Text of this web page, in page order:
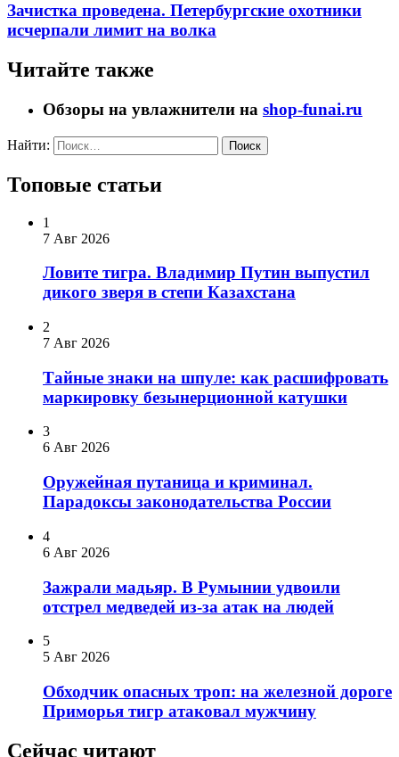
Зачистка проведена. Петербургские охотники
исчерпали лимит на волка
Читайте также
Обзоры на увлажнители на shop-funai.ru
Найти:
Топовые статьи
1
7 Авг 2026
Ловите тигра. Владимир Путин выпустил
дикого зверя в степи Казахстана
2
7 Авг 2026
Тайные знаки на шпуле: как расшифровать
маркировку безынерционной катушки
3
6 Авг 2026
Оружейная путаница и криминал.
Парадоксы законодательства России
4
6 Авг 2026
Зажрали мадьяр. В Румынии удвоили
отстрел медведей из-за атак на людей
5
5 Авг 2026
Обходчик опасных троп: на железной дороге
Приморья тигр атаковал мужчину
Сейчас читают